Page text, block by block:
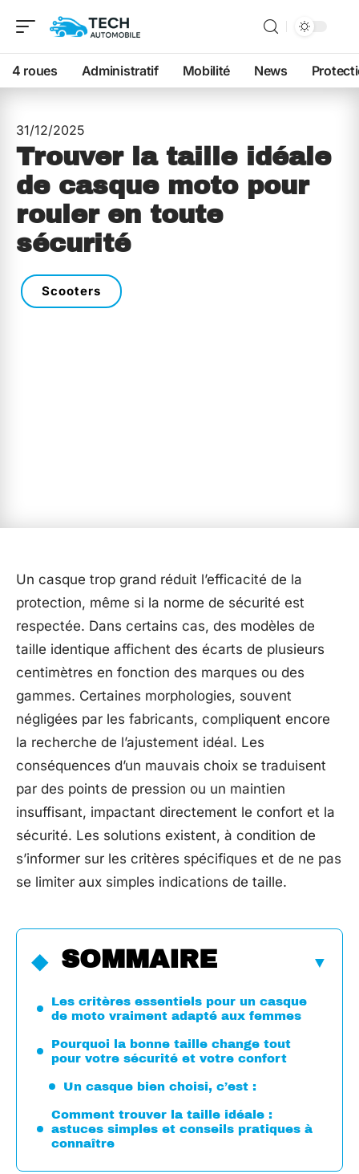
4 roues Administratif Mobilité News
31/12/2025
Trouver la taille idéale
de casque moto pour
rouler en toute
sécurité
Scooters
Un casque trop grand réduit l’efficacité de la
protection, même si la norme de sécurité est
respectée. Dans certains cas, des modèles de
taille identique affichent des écarts de plusieurs
centimètres en fonction des marques ou des
gammes. Certaines morphologies, souvent
négligées par les fabricants, compliquent encore
la recherche de l’ajustement idéal. Les
conséquences d’un mauvais choix se traduisent
par des points de pression ou un maintien
insuffisant, impactant directement le confort et la
sécurité. Les solutions existent, à condition de
s’informer sur les critères spécifiques et de ne pas
se limiter aux simples indications de taille.
SOMMAIRE
Les critères essentiels pour un casque
de moto vraiment adapté aux femmes
Pourquoi la bonne taille change tout
pour votre sécurité et votre confort
Un casque bien choisi, c’est :
Comment trouver la taille idéale :
astuces simples et conseils pratiques à
connaître